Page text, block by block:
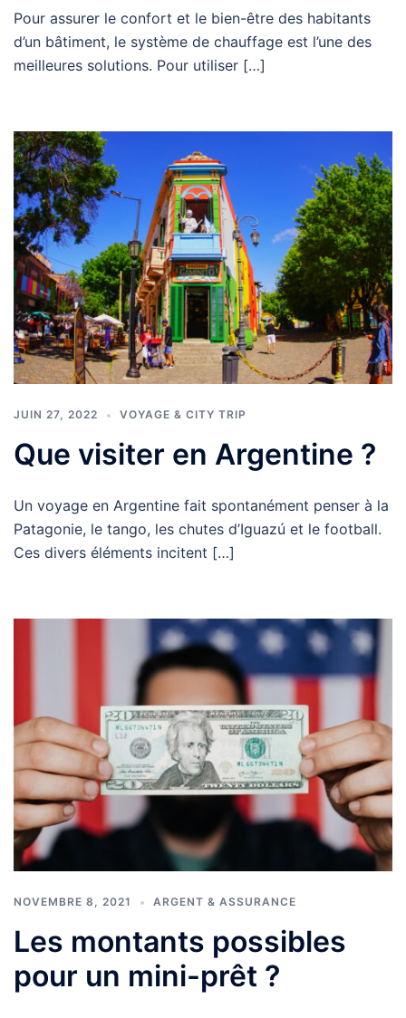
Pour assurer le confort et le bien-être des habitants
d’un bâtiment, le système de chauffage est l’une des
meilleures solutions. Pour utiliser […]
JUIN 27, 2022 VOYAGE & CITY TRIP
Que visiter en Argentine ?
Un voyage en Argentine fait spontanément penser à la
Patagonie, le tango, les chutes d’Iguazú et le football.
Ces divers éléments incitent […]
NOVEMBRE 8, 2021 ARGENT & ASSURANCE
Les montants possibles
pour un mini-prêt ?